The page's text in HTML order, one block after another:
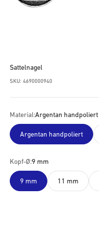
Sattelnagel
SKU: 4690000940
Material:Argentan handpoliert
Argentan handpoliert
Kopf-Ø:9 mm
9 mm 11 mm